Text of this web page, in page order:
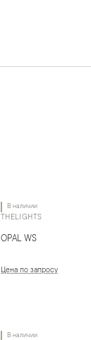
В наличии
THELIGHTS
OPAL WS
Цена по запросу
В наличии